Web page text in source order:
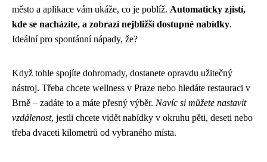
město a aplikace vám ukáže, co je poblíž. Automaticky zjistí,
kde se nacházíte, a zobrazí nejbližší dostupné nabídky.
Ideální pro spontánní nápady, že?
Když tohle spojíte dohromady, dostanete opravdu užitečný
nástroj. Třeba chcete wellness v Praze nebo hledáte restauraci v
Brně – zadáte to a máte přesný výběr. Navíc si můžete nastavit
vzdálenost, jestli chcete vidět nabídky v okruhu pěti, deseti nebo
třeba dvaceti kilometrů od vybraného místa.